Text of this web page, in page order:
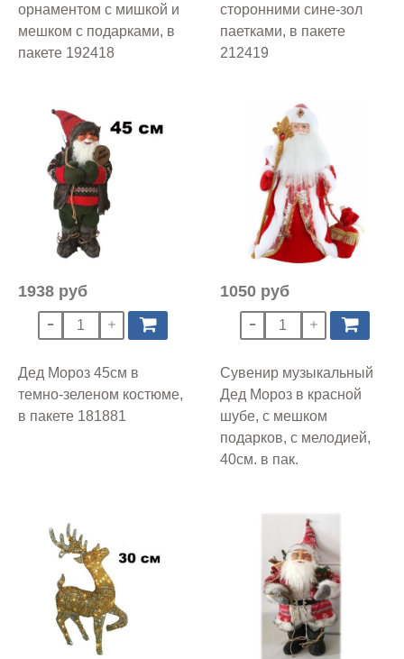
орнаментом с мишкой и
мешком с подарками, в
пакете 192418
сторонними сине-зол
паетками, в пакете
212419
1938 руб
Дед Мороз 45см в
темно-зеленом костюме,
в пакете 181881
1050 руб
Сувенир музыкальный
Дед Мороз в красной
шубе, с мешком
подарков, с мелодией,
40см. в пак.